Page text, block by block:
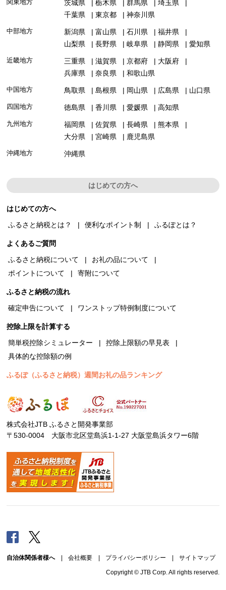
関東地方 茨城県 栃木県 群馬県
埼玉県
千葉県
東京都 神奈川県
中部地方 新潟県 富山県 石川県
福井県
山梨県
長野県 岐阜県 静岡県 愛知県
近畿地方 三重県 滋賀県 京都府
大阪府
兵庫県
奈良県 和歌山県
中国地方 鳥取県 島根県 岡山県 広島県 山口県
四国地方 徳島県 香川県 愛媛県 高知県
九州地方 福岡県 佐賀県 長崎県
熊本県
大分県
宮崎県 鹿児島県
沖縄地方 沖縄県
はじめての方へ
はじめての方へ
ふるさと納税とは？
便利なポイント制 ふるぽとは？
よくあるご質問
ふるさと納税について
お礼の品について
ポイントについて
寄附について
ふるさと納税の流れ
確定申告について
ワンストップ特例制度について
控除上限を計算する
簡単税控除シミュレーター
控除上限額の早見表
具体的な控除額の例
ふるぽ（ふるさと納税）週間お礼の品ランキング
株式会社JTB ふるさと開発事業部
〒530-0004 大阪市北区堂島浜1-1-27 大阪堂島浜タワー6階
Facebook
自治体関係者様へ| 会社概要 プライバシーポリシー サイトマップ
Copyright © JTB Corp. All rights reserved.